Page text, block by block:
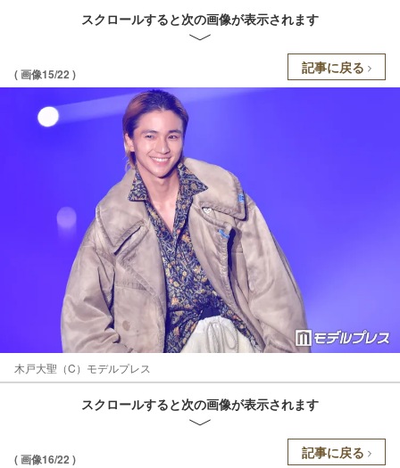
スクロールすると次の画像が表示されます
( 画像15/22 ) 記事に戻る
木戸大聖（C）モデルプレス
スクロールすると次の画像が表示されます
( 画像16/22 ) 記事に戻る